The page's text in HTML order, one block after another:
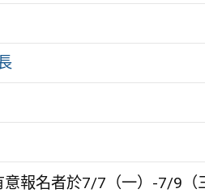
意報名者於7/7（一）-7/9